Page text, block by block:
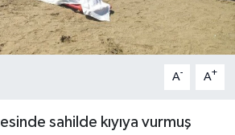
A- A+
sahilde kıyıya vurmuş